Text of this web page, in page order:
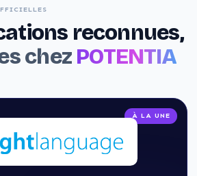
reconnues,
chez POTENTIA
À LA UNE